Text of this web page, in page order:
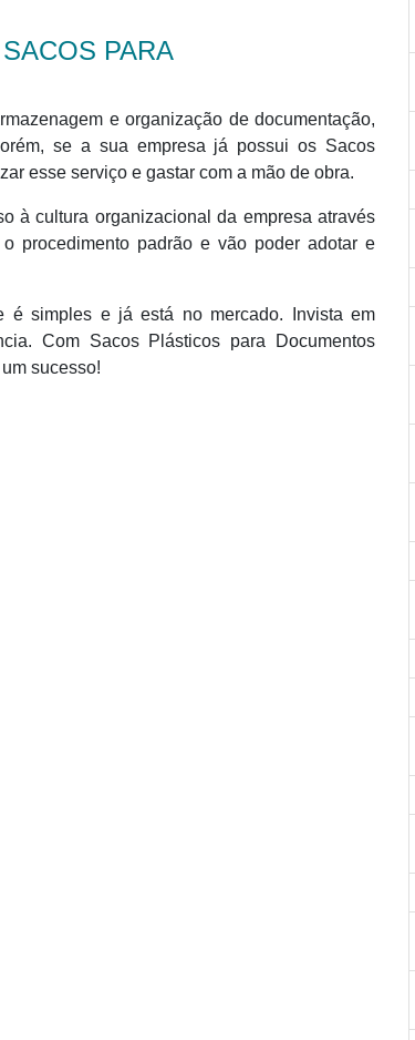
PARA
e organização de documentação,
se a sua empresa já possui os Sacos
esse serviço e gastar com a mão de obra.
à cultura organizacional da empresa através
procedimento padrão e vão poder adotar e
é simples e já está no mercado. Invista em
Com Sacos Plásticos para Documentos
sucesso!